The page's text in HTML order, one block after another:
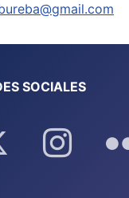
SOCIALES